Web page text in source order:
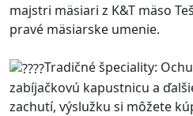
majstri mäsiari z K&T mäso
pravé mäsiarske umenie.
Tradičné špeciality:
zabíjačkovú kapustnicu a
zachutí, výslužku si môžete